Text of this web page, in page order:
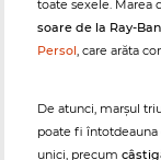
toate sexele. Marea
soare de la Ray-Ban
Persol, care arăta
De atunci, marșul
poate fi
unici, precum